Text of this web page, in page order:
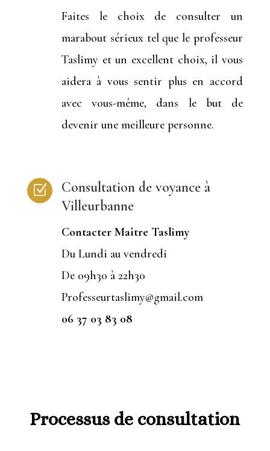
Faites le choix de consulter un
marabout sérieux tel que le professeur
Taslimy et un excellent choix, il vous
aidera à vous sentir plus en accord
avec vous-même, dans le but de
devenir une meilleure personne.
Z
Consultation de voyance à
Villeurbanne
Contacter Maître Taslimy
Du Lundi au vendredi
De 09h30 à 22h30
Professeurtaslimy@gmail.com
06 37 03 83 08
Processus de consultation